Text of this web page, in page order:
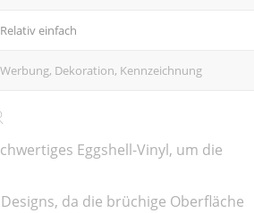
Relativ einfach
Werbung, Dekoration, Kennzeichnung
Eggshell-Vinyl, um die
da die brüchige Oberfläche